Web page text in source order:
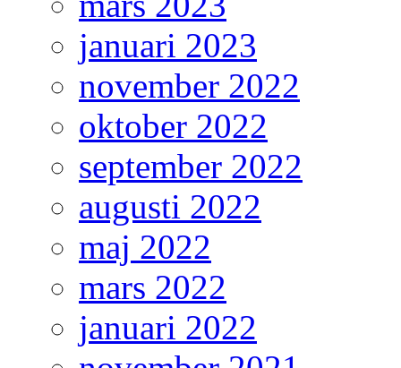
januari 2023
november 2022
oktober 2022
september 2022
augusti 2022
maj 2022
mars 2022
januari 2022